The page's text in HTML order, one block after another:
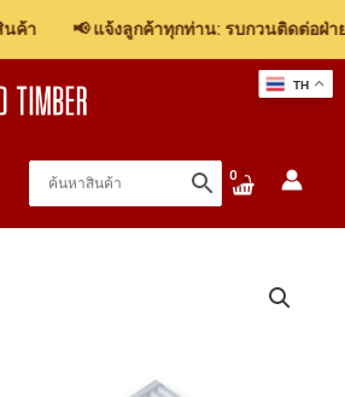
ค้า 📢 แจ้งลูกค้าทุกท่าน: รบกวนติดต่อฝ่า
TH